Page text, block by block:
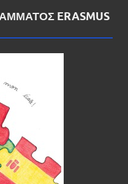
ERASMUS